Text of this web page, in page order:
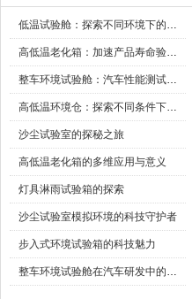
低温试验舱：探索不同环境下的科技边界
高低温老化箱：加速产品寿命验证的可靠伙伴
整车环境试验舱：汽车性能测试的设备
高低温环境仓：探索不同条件下的科学奥秘
沙尘试验室的探秘之旅
高低温老化箱的多维应用与意义
灯具淋雨试验箱的探索
沙尘试验室模拟环境的科技守护者
步入式环境试验箱的科技魅力
整车环境试验舱在汽车研发中的作用